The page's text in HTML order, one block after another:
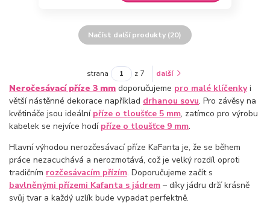
Načíst další produkty (20)
strana z 7 další
Neročesávací příze 3 mm doporučujeme pro malé klíčenkyi
větší nástěnné dekorace například drhanou sovu. Pro závěsy na
květináče jsou ideální příze o tloušťce 5 mm, zatímco pro výrobu
kabelek se nejvíce hodí příze o tloušťce 9 mm.
Hlavní výhodou nerozčesávací příze KaFanta je, že se během
práce nezacuchává a nerozmotává, což je velký rozdíl oproti
tradičním rozčesávacím přízím. Doporučujeme začít s
bavlněnými přízemi Kafanta s jádrem – díky jádru drží krásně
svůj tvar a každý uzlík bude vypadat perfektně.